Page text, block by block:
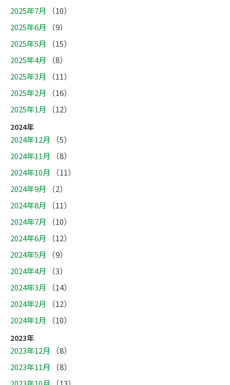
2025年7月
（10）
2025年6月
（9）
2025年5月
（15）
2025年4月
（8）
2025年3月
（11）
2025年2月
（16）
2025年1月
（12）
2024年
2024年12月
（5）
2024年11月
（8）
2024年10月
（11）
2024年9月
（2）
2024年8月
（11）
2024年7月
（10）
2024年6月
（12）
2024年5月
（9）
2024年4月
（3）
2024年3月
（14）
2024年2月
（12）
2024年1月
（10）
2023年
2023年12月
（8）
2023年11月
（8）